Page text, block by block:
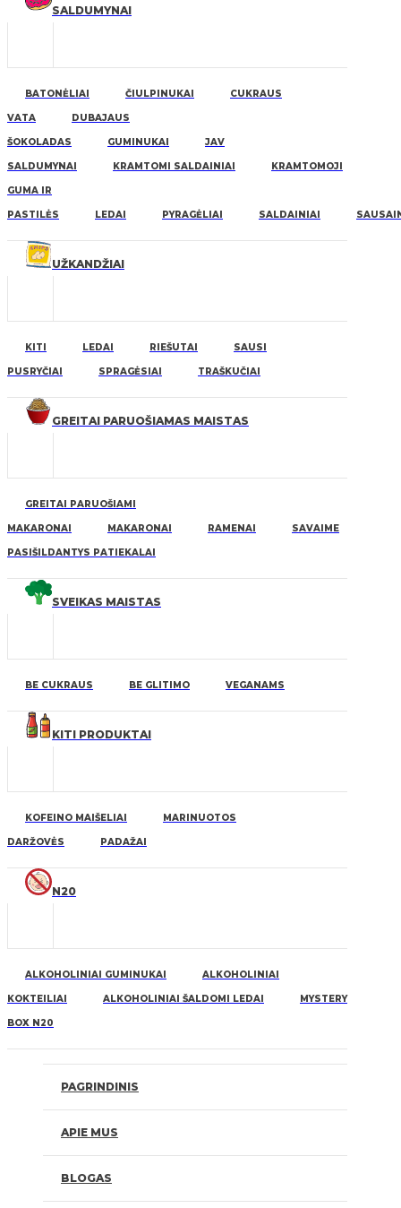
SALDUMYNAI
BATONĖLIAI ČIULPINUKAI CUKRAUS
VATA DUBAJAUS
ŠOKOLADAS GUMINUKAI JAV
SALDUMYNAI KRAMTOMI SALDAINIAI KRAMTOMOJI
GUMA IR
PASTILĖS LEDAI PYRAGĖLIAI SALDAINIAI
UŽKANDŽIAI
KITI LEDAI RIEŠUTAI SAUSI
PUSRYČIAI SPRAGĖSIAI TRAŠKUČIAI
GREITAI PARUOŠIAMAS MAISTAS
GREITAI PARUOŠIAMI
MAKARONAI MAKARONAI RAMENAI SAVAIME
PASIŠILDANTYS PATIEKALAI
SVEIKAS MAISTAS
BE CUKRAUS BE GLITIMO VEGANAMS
KITI PRODUKTAI
KOFEINO MAIŠELIAI MARINUOTOS
DARŽOVĖS PADAŽAI
N20
ALKOHOLINIAI GUMINUKAI ALKOHOLINIAI
KOKTEILIAI ALKOHOLINIAI ŠALDOMI LEDAI MYSTERY
BOX N20
PAGRINDINIS
APIE MUS
BLOGAS